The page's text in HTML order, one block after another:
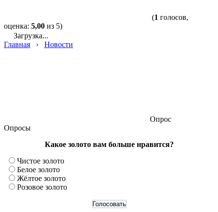
(1 голосов,
оценка: 5,00 из 5)
Загрузка...
Главная › Новости
Опрос
Опросы
Какое золото вам больше нравится?
Чистое золото
Белое золото
Жёлтое золото
Розовое золото